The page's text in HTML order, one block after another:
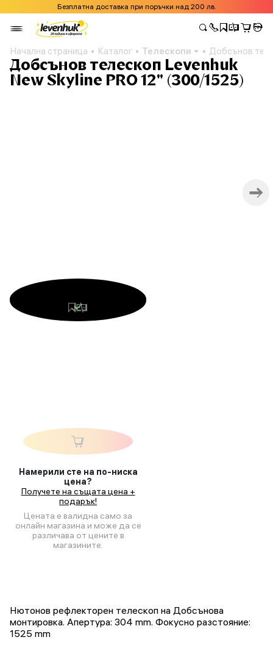
Безплатна доставка при поръчки над 200 лв.
Начална страница Каталог Телескопи Добсънов
Добсънов телескоп Levenhuk
New Skyline PRO 12" (300/1525)
Намерили сте на по-ниска
цена?
Получете на същата цена +
подарък!
Цената е валидна само за
онлайн магазина и може да се
различава от цените в
магазините.
Нютонов рефлекторен телескоп на Добсънова
монтировка. Апертура: 304 mm. Фокусно разстояние:
1525 mm